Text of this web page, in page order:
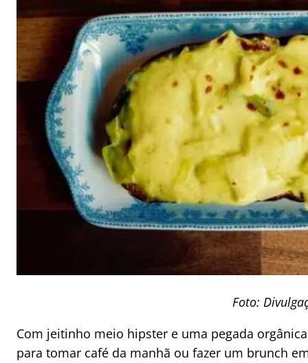
Foto:
Com jeitinho meio hipster e uma pegada
para tomar café da manhã ou fazer um brunch